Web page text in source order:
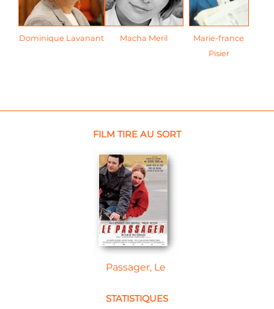
Dominique Lavanant Macha Meril
Marie-france
Pisier
FILM TIRE AU SORT
Passager, Le
STATISTIQUES